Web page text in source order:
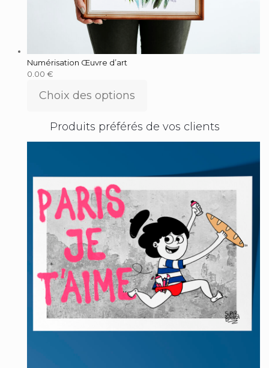
Numérisation Œuvre d’art
0.00 €
Choix des options
Produits préférés de vos clients